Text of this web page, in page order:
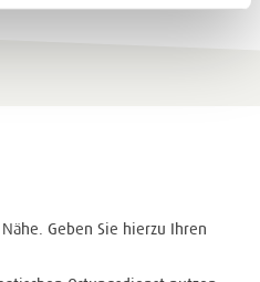
Geben Sie hierzu Ihren